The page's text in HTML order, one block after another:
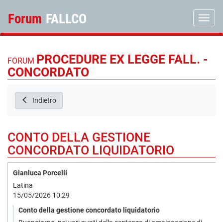
Forum FALLCO
FORUM PROCEDURE EX LEGGE FALL. -
CONCORDATO
Indietro
CONTO DELLA GESTIONE
CONCORDATO LIQUIDATORIO
Gianluca Porcelli
Latina
15/05/2026 10:29
Conto della gestione concordato liquidatorio